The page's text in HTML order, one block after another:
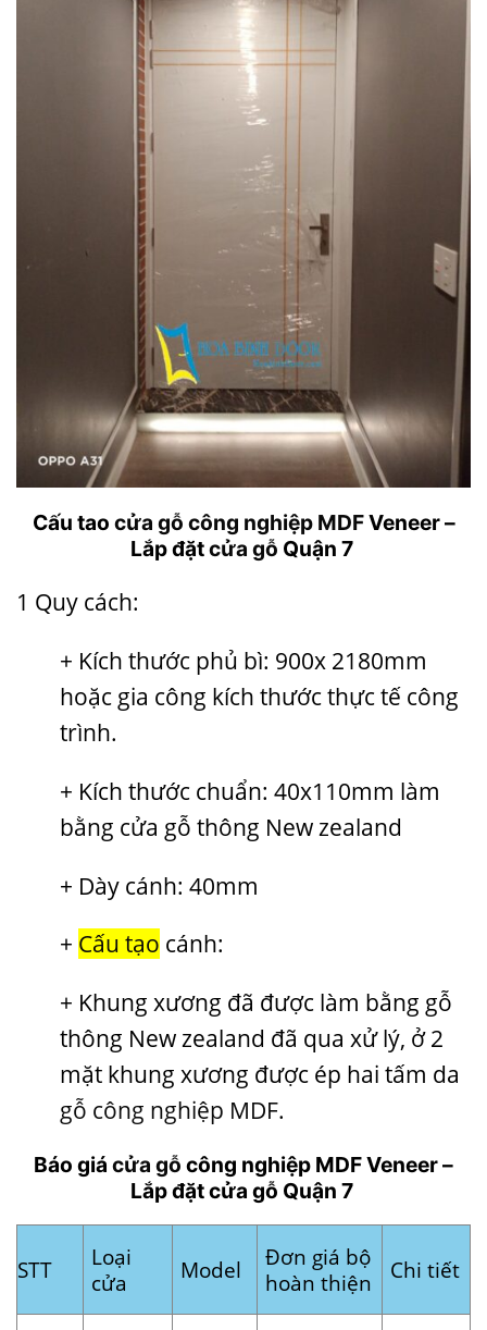
Cấu tao cửa gỗ công nghiệp MDFVeneer –
Lắp đặtcửa gỗ Quận 7
1 Quy cách:
+ Kích thước phủ bì: 900x 2180mm
hoặc gia công kích thước thực tế công
trình.
+ Kích thước chuẩn: 40x110mm làm
bằng cửa gỗ thông New zealand
+ Dày cánh: 40mm
+ Cấu tạo cánh:
+ Khung xương đã được làm bằng gỗ
thông New zealand đã qua xử lý, ở 2
mặt khung xương được ép hai tấm da
gỗ công nghiệp MDF.
Báo giá cửa gỗ công nghiệp MDF Veneer –
Lắp đặt cửa gỗ Quận 7
STT
Loại
cửa
Model
Đơn giá bộ
hoàn thiện
Chi tiết